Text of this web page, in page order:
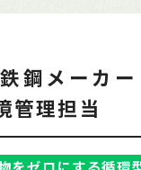
鋼メーカ
管理担当